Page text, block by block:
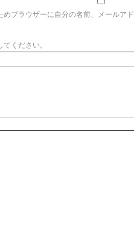
めブラウザーに自分の名前、メールア
ください。